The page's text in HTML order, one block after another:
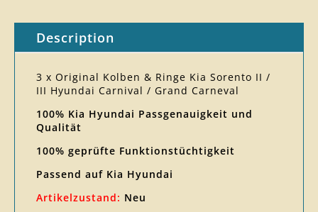
Description
3 x Original Kolben & Ringe Kia Sorento II /
III Hyundai Carnival / Grand Carneval
100% Kia Hyundai Passgenauigkeit und
Qualität
100% geprüfte Funktionstüchtigkeit
Passend auf Kia Hyundai
Artikelzustand: Neu